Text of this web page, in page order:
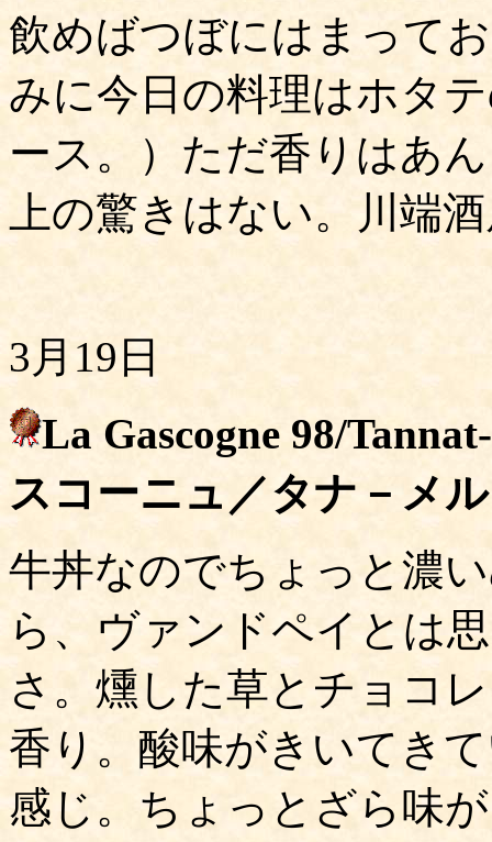
飲めばつぼにはまって
みに今日の料理はホタ
ース。）ただ香りはあ
上の驚きはない。川端
3月19日
La Gascogne 98/
スコーニュ／タナ－メ
牛丼なのでちょっと濃
ら、ヴァンドペイとは
さ。燻した草とチョコ
香り。酸味がきいてき
感じ。ちょっとざら味